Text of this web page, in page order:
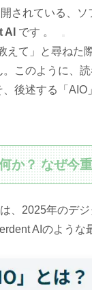
されている、
AI です 。
て」と尋ねた
このように、
後述する「
か？ なぜ今
、2025年のデ
AIのよう